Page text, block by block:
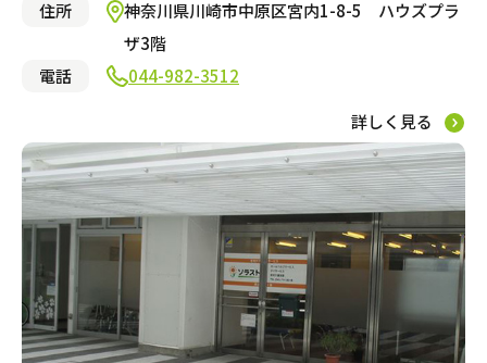
住所
神奈川県川崎市中原区宮内1-8-5 ハウズプラ
ザ3階
電話
044-982-3512
詳しく見る
居宅介護支援
福祉用具レンタル・販売
地域